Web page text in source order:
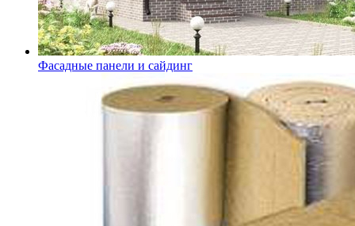
Фасадные панели и сайдинг